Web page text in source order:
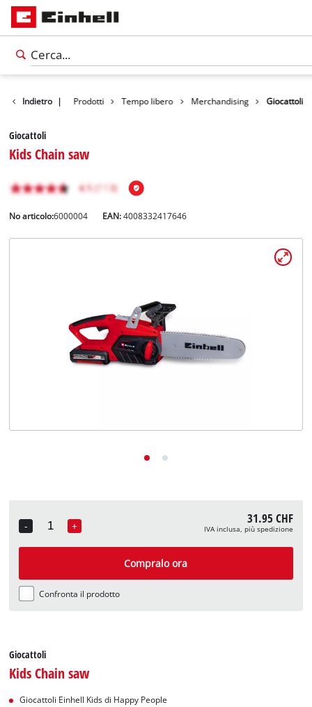
Indietro | Prodotti Tempo libero Merchandising Giocattoli
Giocattoli
Kids Chain saw
No articolo:6000004 EAN:4008332417646
-
Quantity
+ 31.95 CHF
IVA inclusa, più spedizione
Compralo ora
Confronta il prodotto
Giocattoli
Kids Chain saw
Giocattoli Einhell Kids di Happy People